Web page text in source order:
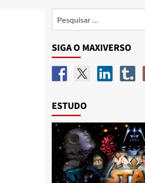
SIGA O MAXIVERSO
ESTUDO